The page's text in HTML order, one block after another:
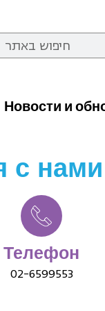
Новости и
с нами
Телефон
02-6599553